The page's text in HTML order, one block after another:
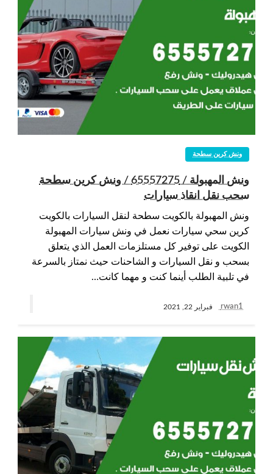
ونش كرين سطحة
ونش المهبولة / 65557275 / ونش كرين سطحة
سحب نقل انقاذ سيارات
ونش المهبولة بالكويت سطحة لنقل السيارات بالكويت
كرين سحي سيارات نعمل في ونش سيارات المهبولة
الكويت على توفير كل مستلزمات العمل الذي يتعلق
بسحب و نقل السيارات و الشاحنات حيث نمتاز بالسرعة
في تلبية الطلب أينما كنت و مهما كانت…
rwan1 فبراير 22, 2021